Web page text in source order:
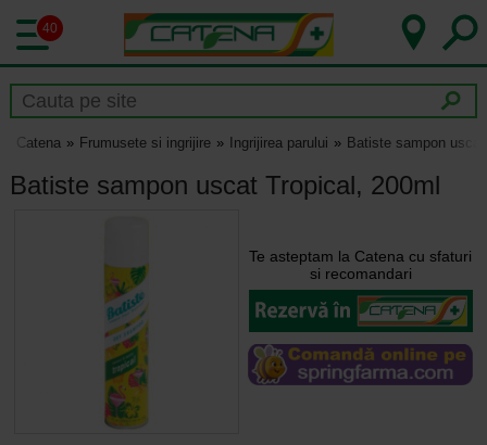
40
Catena Frumusete si ingrijire Ingrijirea parului Batiste sampon
Batiste sampon uscat Tropical, 200ml
Te asteptam la Catena cu sfaturi
si recomandari